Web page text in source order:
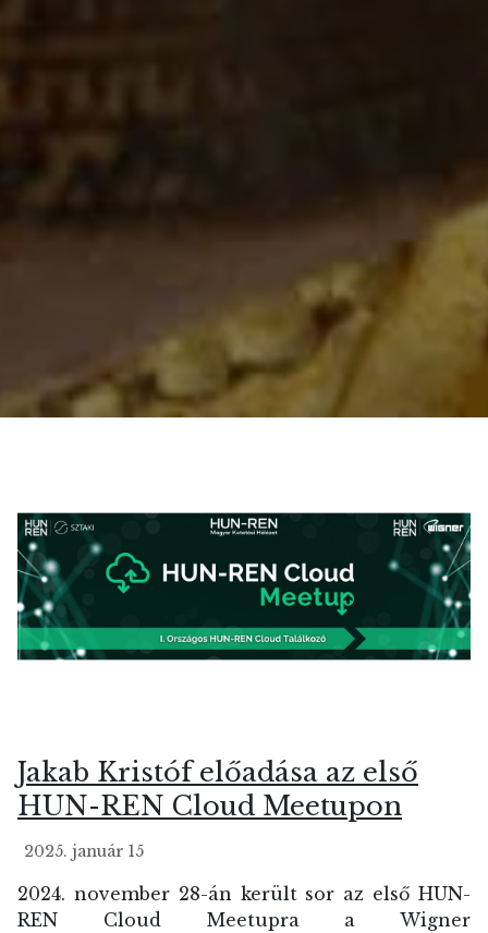
Jakab Kristóf előadása az első
HUN-REN Cloud Meetupon
2025. január 15
2024. november 28-án került sor az első HUN-
REN Cloud Meetupra a Wigner